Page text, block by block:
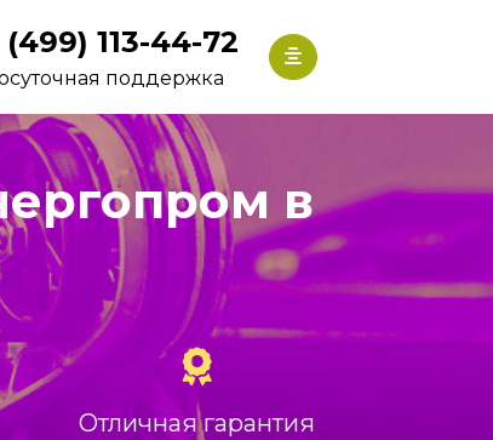
(499) 113-44-72
поддержка
в
Отличная гарантия